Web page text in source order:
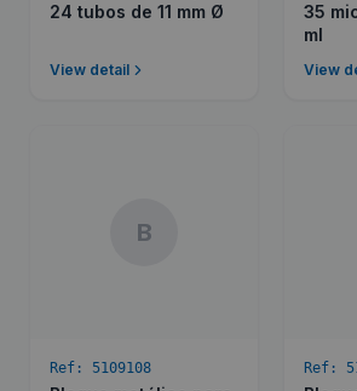
24 tubos de 11 mm Ø
View detail
35
ml
View
B
Ref: 5109108 Ref: